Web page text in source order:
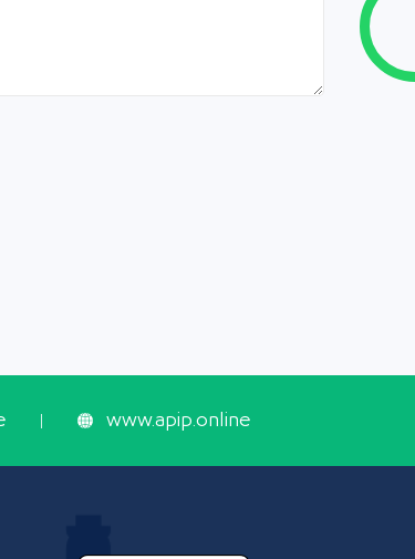
www.apip.online